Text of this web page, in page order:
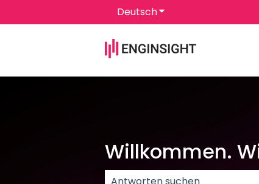
DeutschUntermenü für
Willkommen.